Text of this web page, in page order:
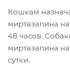
Кошкам
миртазапина
48 часов.
миртазапина на
сутки.